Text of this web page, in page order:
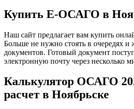
Купить Е-ОСАГО в
Наш сайт предлагает вам купить
Больше не нужно стоять в очередях и
документов. Готовый документ
электронную почту через несколько
Калькулятор ОСАГО
расчет в Ноябрьске